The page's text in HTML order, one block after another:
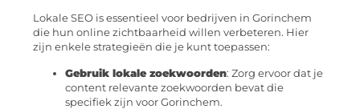
Lokale SEO is essentieel voor bedrijven in Gorinchem
die hun online zichtbaarheid willen verbeteren. Hier
zijn enkele strategieën die je kunt toepassen:
Gebruik lokale zoekwoorden: Zorg ervoor dat je
content relevante zoekwoorden bevat die
specifiek zijn voor Gorinchem.